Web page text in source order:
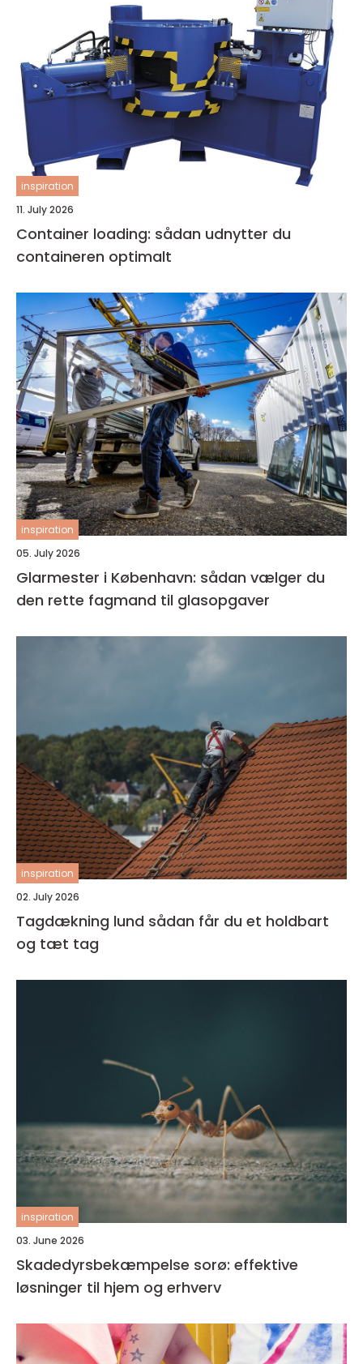
inspiration
11. July 2026
Container loading: sådan udnytter du
containeren optimalt
inspiration
05. July 2026
Glarmester i København: sådan vælger du
den rette fagmand til glasopgaver
inspiration
02. July 2026
Tagdækning lund sådan får du et holdbart
og tæt tag
inspiration
03. June 2026
Skadedyrsbekæmpelse sorø: effektive
løsninger til hjem og erhverv